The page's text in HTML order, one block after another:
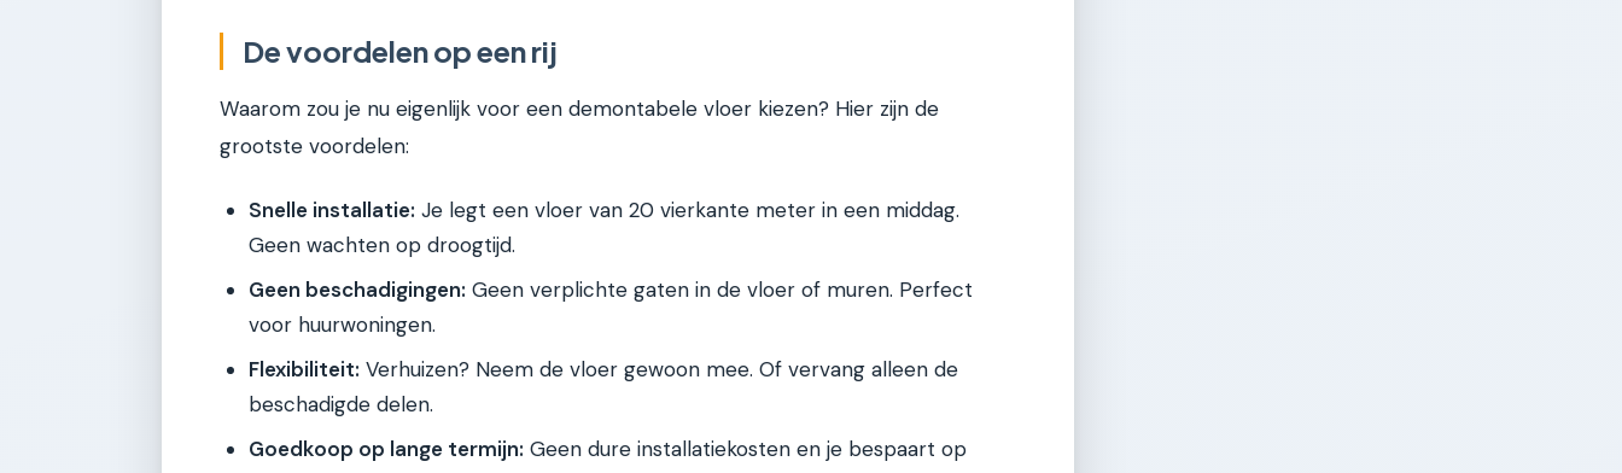
De voordelen op een rij
Waarom zou je nu eigenlijk voor een demontabele vloer kiezen? Hier zijn de
grootste voordelen:
Snelle installatie: Je legt een vloer van 20 vierkante meter in een middag.
Geen wachten op droogtijd.
Geen beschadigingen: Geen verplichte gaten in de vloer of muren. Perfect
voor huurwoningen.
Flexibiliteit: Verhuizen? Neem de vloer gewoon mee. Of vervang alleen de
beschadigde delen.
Goedkoop op lange termijn: Geen dure installatiekosten en je bespaart op